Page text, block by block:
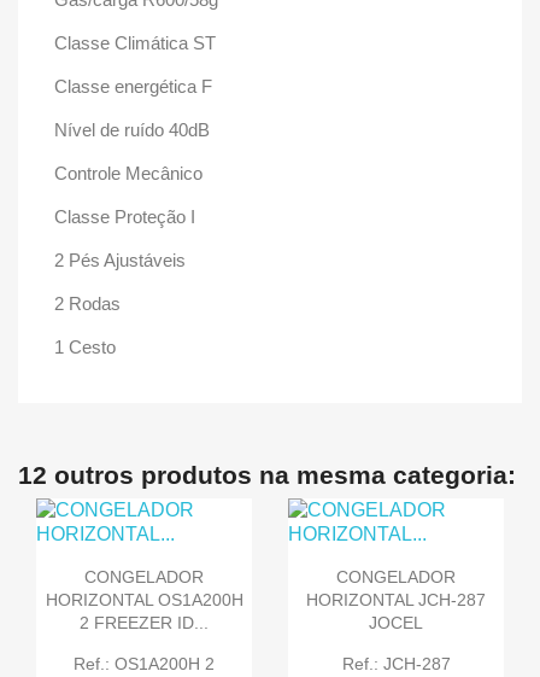
Classe Climática ST
Classe energética F
Nível de ruído 40dB
Controle Mecânico
Classe Proteção I
2 Pés Ajustáveis
2 Rodas
1 Cesto
12 outros produtos na mesma categoria:
CONGELADOR
HORIZONTAL OS1A200H
2 FREEZER ID...
Ref.: OS1A200H 2
CONGELADOR
HORIZONTAL JCH-287
JOCEL
Ref.: JCH-287